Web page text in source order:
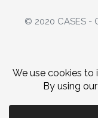
© 2020 CASES